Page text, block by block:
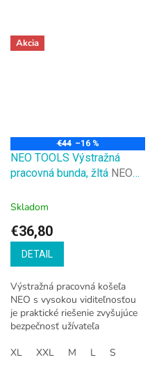
Akcia
€44 –16 %
NEO TOOLS Výstražná
pracovná bunda, žltá NEO
bunda, žltá
Skladom
€36,80
DETAIL
Výstražná pracovná košeľa
NEO s vysokou viditeľnosťou
je praktické riešenie zvyšujúce
bezpečnosť užívateľa
prítomnosti za všetkých
XL XXL M L S